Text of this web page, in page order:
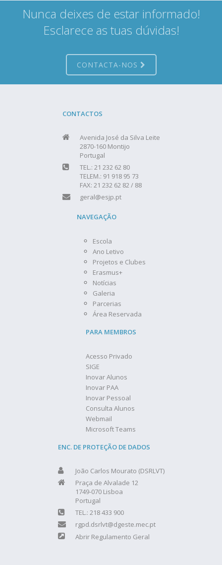
Nunca deixes de estar informado!
Esclarece as tuas dúvidas!
CONTACTA-NOS
CONTACTOS
Avenida José da Silva Leite
2870-160 Montijo
Portugal
TEL.: 21 232 62 80
TELEM.: 91 918 95 73
FAX: 21 232 62 82 / 88
geral@esjp.pt
NAVEGAÇÃO
Escola
Ano Letivo
Projetos e Clubes
Erasmus+
Notícias
Galeria
Parcerias
Área Reservada
PARA MEMBROS
Acesso Privado
SIGE
Inovar Alunos
Inovar PAA
Inovar Pessoal
Consulta Alunos
Webmail
Microsoft Teams
ENC. DE PROTEÇÃO DE DADOS
João Carlos Mourato (DSRLVT)
Praça de Alvalade 12
1749-070 Lisboa
Portugal
TEL.: 218 433 900
rgpd.dsrlvt@dgeste.mec.pt
Abrir Regulamento Geral